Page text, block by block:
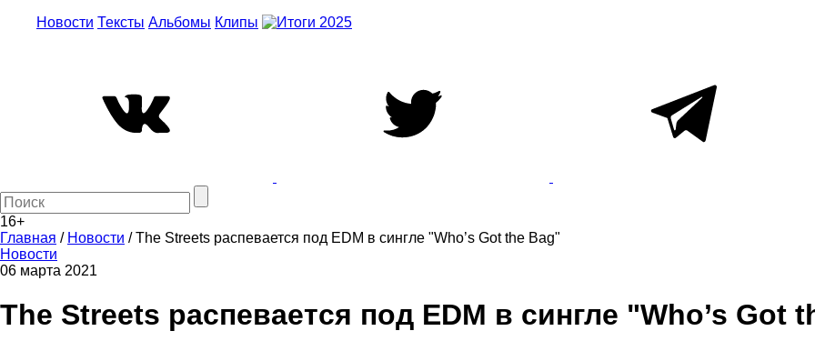
Новости Тексты Альбомы Клипы
16+
Главная / Новости /The Streets распевается под EDM в сингле "Who’s Got the Bag"
Новости
06 марта 2021
The Streets распевается под EDM в сингле "Who’s Got